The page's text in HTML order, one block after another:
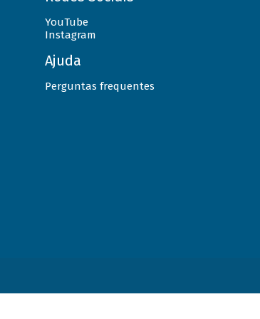
YouTube
Instagram
Ajuda
Perguntas frequentes